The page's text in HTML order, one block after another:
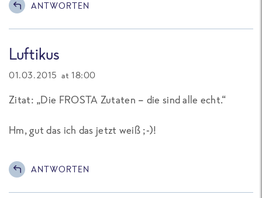
ANTWORTEN
Luftikus
01.03.2015 at 18:00
Zitat: „Die FROSTA Zutaten – die sind alle echt.“
Hm, gut das ich das jetzt weiß ;-)!
ANTWORTEN